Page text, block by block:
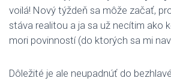
voilá! Nový týždeň sa môže začať,
stáva realitou a ja sa už necítim ako
mori povinností (do ktorých sa mi
Dôležité je ale neupadnúť do